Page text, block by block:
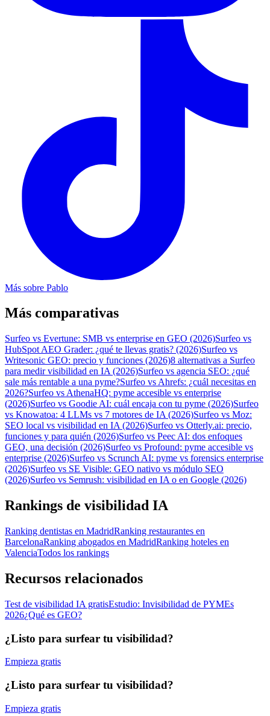
Más sobre Pablo
Más comparativas
Surfeo vs Evertune: SMB vs enterprise en GEO (2026)Surfeo vs
HubSpot AEO Grader: ¿qué te llevas gratis? (2026)Surfeo vs
Writesonic GEO: precio y funciones (2026)8 alternativas a Surfeo
para medir visibilidad en IA (2026)Surfeo vs agencia SEO: ¿qué
sale más rentable a una pyme?Surfeo vs Ahrefs: ¿cuál necesitas en
2026?Surfeo vs AthenaHQ: pyme accesible vs enterprise
(2026)Surfeo vs Goodie AI: cuál encaja con tu pyme (2026)Surfeo
vs Knowatoa: 4 LLMs vs 7 motores de IA (2026)Surfeo vs Moz:
SEO local vs visibilidad en IA (2026)Surfeo vs Otterly.ai: precio,
funciones y para quién (2026)Surfeo vs Peec AI: dos enfoques
GEO, una decisión (2026)Surfeo vs Profound: pyme accesible vs
enterprise (2026)Surfeo vs Scrunch AI: pyme vs forensics enterprise
(2026)Surfeo vs SE Visible: GEO nativo vs módulo SEO
(2026)Surfeo vs Semrush: visibilidad en IA o en Google (2026)
Rankings de visibilidad IA
Ranking dentistas en MadridRanking restaurantes en
BarcelonaRanking abogados en MadridRanking hoteles en
ValenciaTodos los rankings
Recursos relacionados
Test de visibilidad IA gratisEstudio: Invisibilidad de PYMEs
2026¿Qué es GEO?
¿Listo para surfear tu visibilidad?
Empieza gratis
¿Listo para surfear tu visibilidad?
Empieza gratis